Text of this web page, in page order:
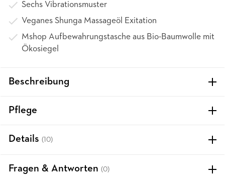
Sechs Vibrationsmuster
Veganes Shunga Massageöl Exitation
Mshop Aufbewahrungstasche aus Bio-Baumwolle mit
Ökosiegel
Beschreibung
Pflege
Details (10)
Fragen & Antworten (0)